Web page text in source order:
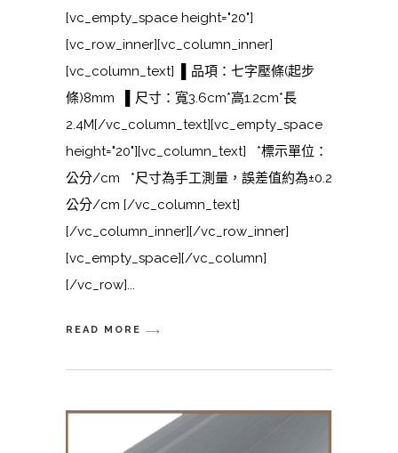
[vc_empty_space height="20"]
[vc_row_inner][vc_column_inner]
[vc_column_text] ▌品項：七字壓條(起步
條)8mm ▌尺寸：寬3.6cm*高1.2cm*長
2.4M[/vc_column_text][vc_empty_space
height="20"][vc_column_text] *標示單位：
公分/cm *尺寸為手工測量，誤差值約為±0.2
公分/cm [/vc_column_text]
[/vc_column_inner][/vc_row_inner]
[vc_empty_space][/vc_column]
[/vc_row]
READ MORE